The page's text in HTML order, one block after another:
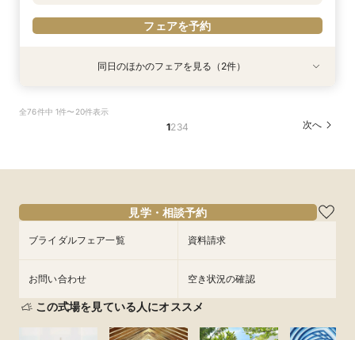
フェアを予約
8/28
所要時間：1時間程度
フェアを予約
特典あり
8/28
典付フェア
フェアを予約
同日のほかのフェアを見る（2件）
全76件中 1件〜20件表示
1234 次へ
見学・相談予約
ブライダルフェア一覧 資料請求
お問い合わせ 空き状況の確認
この式場を見ている人にオススメ